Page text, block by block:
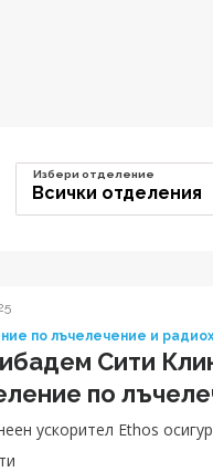
Всички отделения
Избери отделение
по лъчелечение и
Сити
по
ускорител Ethos